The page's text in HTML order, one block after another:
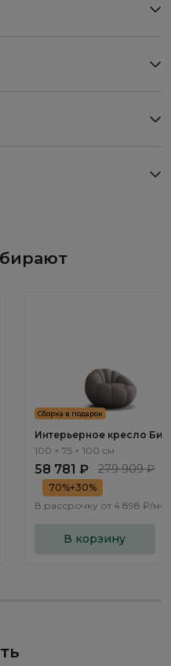
Сборка в подарок
Интерьерное кресло
Bioko ММ108.3
100 × 75 × 100 см
58 781 ₽ 279 909 ₽
70%+30%
В рассрочку от 4 898 ₽/
В корзину